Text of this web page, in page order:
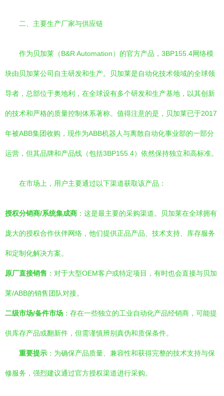
二、主要生产厂家与供应链
作为贝加莱（B&R Automation）的官方产品，3BP155.4网络模
块由贝加莱公司自主研发和生产。贝加莱是自动化技术领域的全球领
导者，总部位于奥地利，在全球设有多个研发和生产基地，以其创新
的技术和严格的质量控制体系著称。值得注意的是，贝加莱已于2017
年被ABB集团收购，现作为ABB机器人与离散自动化事业部的一部分
运营，但其品牌和产品线（包括3BP155.4）依然保持独立和高标准。
在市场上，用户主要通过以下渠道获取该产品：
授权分销商/系统集成商 ：这是最主要的采购渠道。贝加莱在全球拥有
庞大的授权合作伙伴网络，他们提供正品产品、技术支持、库存服务
和定制化解决方案。
原厂直接销售 ：对于大型OEM客户或特定项目，有时也会直接与贝加
莱/ABB的销售团队对接。
二级市场/备件市场 ：存在一些独立的工业自动化产品经销商，可能提
供库存产品或翻新件，但需谨慎辨别真伪和质保条件。
重要提示 ：为确保产品质量、兼容性和获得完整的技术支持与保
修服务，强烈建议通过官方授权渠道进行采购。